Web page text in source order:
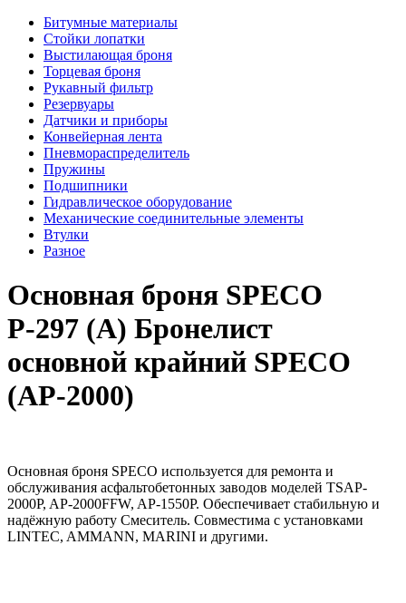
Битумные материалы
Стойки лопатки
Выстилающая броня
Торцевая броня
Рукавный фильтр
Резервуары
Датчики и приборы
Конвейерная лента
Пневмораспределитель
Пружины
Подшипники
Гидравлическое оборудование
Механические соединительные элементы
Втулки
Разное
Основная броня SPECO
Р-297 (A) Бронелист
основной крайний SPECO
(AP-2000)
Основная броня SPECO используется для ремонта и
обслуживания асфальтобетонных заводов моделей TSAP-
2000P, AP-2000FFW, AP-1550P. Обеспечивает стабильную и
надёжную работу Смеситель. Совместима с установками
LINTEC, AMMANN, MARINI и другими.